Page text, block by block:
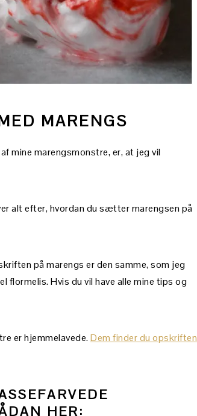
MARENGS
mine marengsmonstre, er, at jeg vil
alt efter, hvordan du sætter marengsen på
på marengs er den samme, som jeg
flormelis. Hvis du vil have alle mine tips og
er hjemmelavede.Dem finder du opskriften
HER: